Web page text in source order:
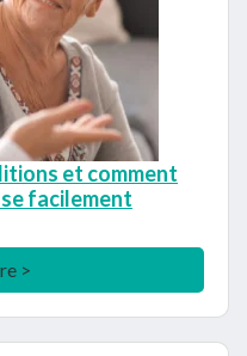
et comment
facilement
>